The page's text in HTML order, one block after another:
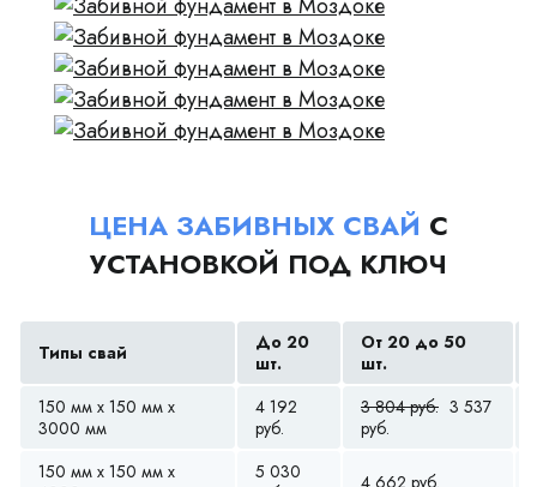
ЦЕНА ЗАБИВНЫХ СВАЙ С
УСТАНОВКОЙ ПОД КЛЮЧ
Типы свай
До 20
шт.
От 20 до 50
шт.
150 мм x 150 мм x
3000 мм
4 192
руб.
3 804 руб. 3 537
руб.
150 мм x 150 мм x
5 030
4 662 руб.